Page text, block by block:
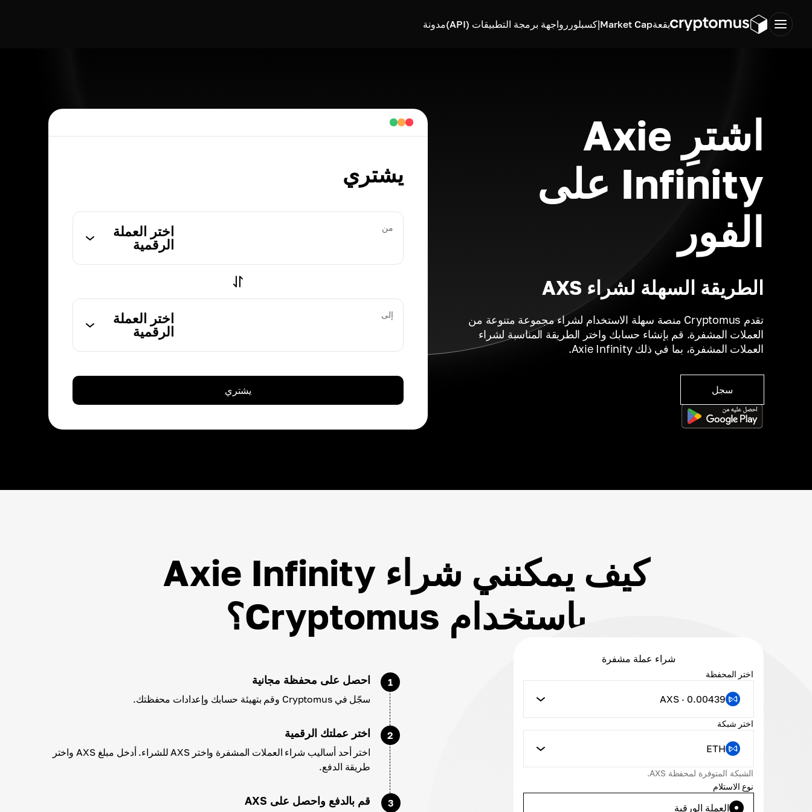
بقعةMarket Capإكسبلورر واجهة برمجة التطبيقات (API) مدونة
اشترِ Axie
Infinity على
الفور
الطريقة السهلة لشراء AXS
تقدم Cryptomus منصة سهلة الاستخدام لشراء مجموعة متنوعة من
العملات المشفرة. قم بإنشاء حسابك واختر الطريقة المناسبة لشراء
العملات المشفرة، بما في ذلك Axie Infinity.
سجل
يشتري
من
اختر العملة
الرقمية
إلى
اختر العملة
الرقمية
يشتري
كيف يمكنني شراء Axie Infinity
باستخدام Cryptomus؟
شراء عملة مشفرة
اختر المحفظة
AXS · 0.00439
اختر شبكة
ETH
الشبكة المتوفرة لمحفظة AXS.
نوع الاستلام
العملة الورقية
1 احصل على محفظة مجانية
سجّل في Cryptomus وقم بتهيئة حسابك وإعدادات محفظتك.
2 اختر عملتك الرقمية
اختر أحد أساليب شراء العملات المشفرة واختر AXS للشراء. أدخل مبلغ AXS واختر
طريقة الدفع.
3 قم بالدفع واحصل على AXS